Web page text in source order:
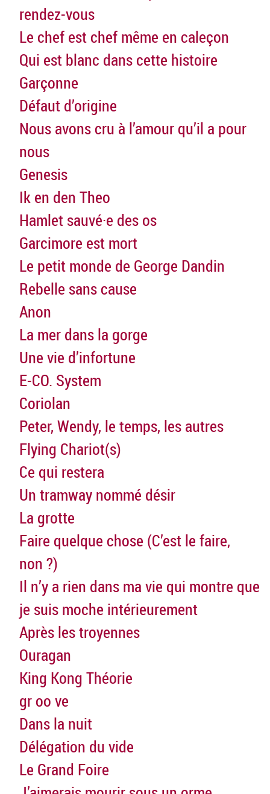
rendez-vous
Le chef est chef même en caleçon
Qui est blanc dans cette histoire
Garçonne
Défaut d’origine
Nous avons cru à l’amour qu’il a pour
nous
Genesis
Ik en den Theo
Hamlet sauvé·e des os
Garcimore est mort
Le petit monde de George Dandin
Rebelle sans cause
Anon
La mer dans la gorge
Une vie d’infortune
E-CO. System
Coriolan
Peter, Wendy, le temps, les autres
Flying Chariot(s)
Ce qui restera
Un tramway nommé désir
La grotte
Faire quelque chose (C’est le faire,
non ?)
Il n’y a rien dans ma vie qui montre que
je suis moche intérieurement
Après les troyennes
Ouragan
King Kong Théorie
gr oo ve
Dans la nuit
Délégation du vide
Le Grand Foire